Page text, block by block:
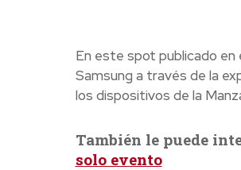
En este spot publicado en
Samsung a través de la
los dispositivos de la
También le puede
solo evento